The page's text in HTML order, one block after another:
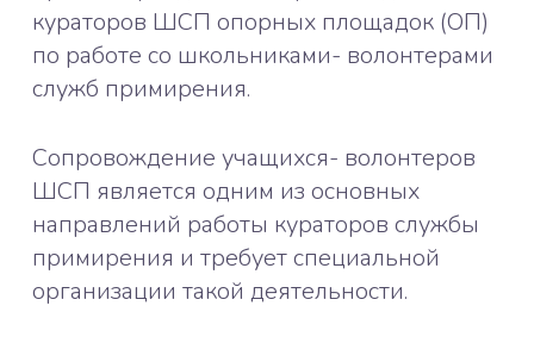
кураторов ШСП опорных площадок (ОП)
по работе со школьниками- волонтерами
служб примирения.
Сопровождение учащихся- волонтеров
ШСП является одним из основных
направлений работы кураторов службы
примирения и требует специальной
организации такой деятельности.